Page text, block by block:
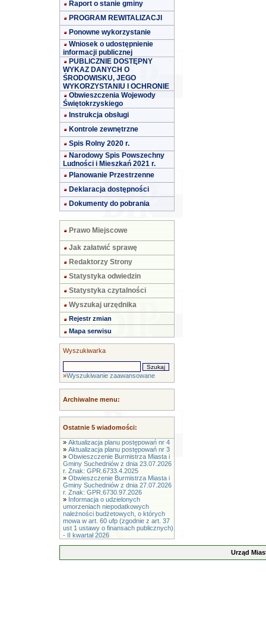
Raport o stanie gminy
PROGRAM REWITALIZACJI
Ponowne wykorzystanie
Wniosek o udostępnienie
informacji publicznej
PUBLICZNIE DOSTĘPNY
WYKAZ DANYCH O
ŚRODOWISKU, JEGO
WYKORZYSTANIU I OCHRONIE
Obwieszczenia Wojewody
Świętokrzyskiego
Instrukcja obsługi
Kontrole zewnętrzne
Spis Rolny 2020 r.
Narodowy Spis Powszechny
Ludności i Mieszkań 2021 r.
Planowanie Przestrzenne
Deklaracja dostępności
Dokumenty do pobrania
Prawo Miejscowe
Jak załatwić sprawę
Redaktorzy Strony
Statystyka odwiedzin
Statystyka czytalności
Wyszukaj urzędnika
Rejestr zmian
Mapa serwisu
Wyszukiwarka
»Wyszukiwanie zaawansowane
Archiwalne menu:
Ostatnie 5 wiadomości:
» Aktualizacja planu postępowań nr 4
» Aktualizacja planu postępowań nr 3
» Obwieszczenie Burmistrza Miasta i
Gminy Suchedniów z dnia 23.07.2026
r. Znak: GPR.6733.4.2025
» Obwieszczenie Burmistrza Miasta i
Gminy Suchedniów z dnia 27.07.2026
r. Znak: GPR.6730.97.2026
» Informacja o udzielonych
umorzeniach niepodatkowych
należności budżetowych, o których
mowa w art. 60 ufp (zgodnie z art. 37
ust 1 ustawy o finansach publicznych)
- II kwartał 2026
Urząd